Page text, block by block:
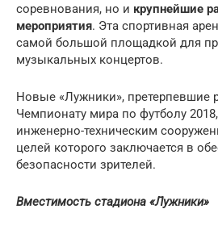
соревнования, но и крупнейшие
мероприятия. Эта спортивная
самой большой площадкой для
музыкальных концертов.
Новые «Лужники», претерпевшие
Чемпионату мира по футболу
инженерно-техническим
целей которого заключается в
безопасности зрителей.
Вместимость стадиона «Лужники»